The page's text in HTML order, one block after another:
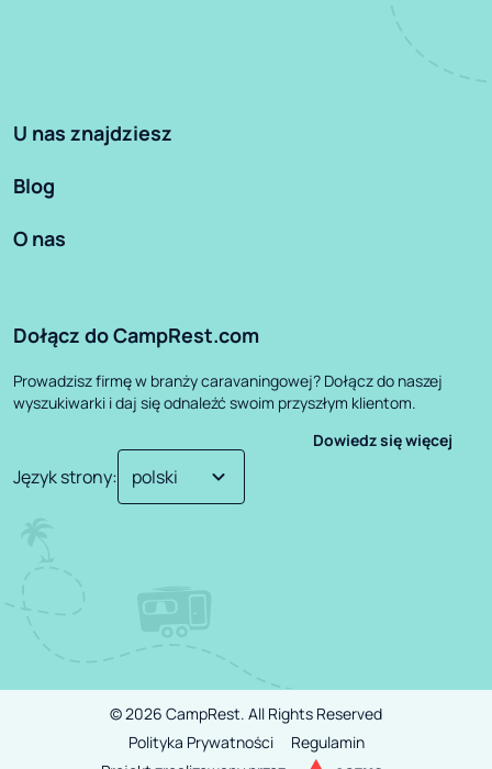
U nas znajdziesz
Blog
O nas
Dołącz do CampRest.com
Prowadzisz firmę w branży caravaningowej? Dołącz do naszej
wyszukiwarki i daj się odnaleźć swoim przyszłym klientom.
Dowiedz się więcej
Język strony:
©2026 CampRest. All Rights Reserved
Polityka Prywatności
Regulamin